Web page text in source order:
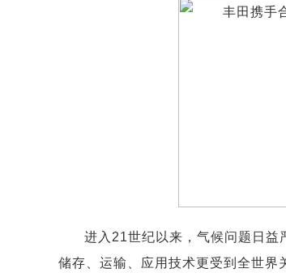
进入21世纪以来，气候问题日益
储存、运输、应用技术更受到全世界